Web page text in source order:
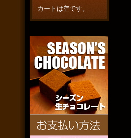
カートは空です。